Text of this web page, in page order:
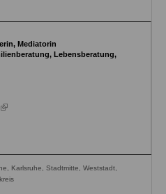
Mediatorin
Lebensberatung,
(link
Karlsruhe, Stadtmitte, Weststadt,